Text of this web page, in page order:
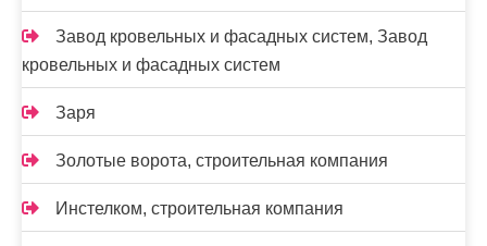
Завод кровельных и фасадных систем, Завод
кровельных и фасадных систем
Заря
Золотые ворота, строительная компания
Инстелком, строительная компания